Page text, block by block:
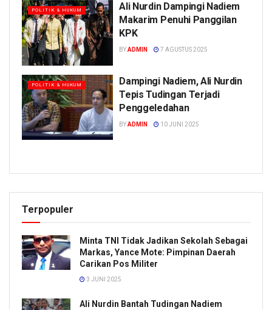
POLITIK & HUKUM
Ali Nurdin Dampingi Nadiem
Makarim Penuhi Panggilan
KPK
BY ADMIN 7 AGUSTUS 2025
POLITIK & HUKUM
Dampingi Nadiem, Ali Nurdin
Tepis Tudingan Terjadi
Penggeledahan
BY ADMIN 10 JUNI 2025
Terpopuler
Minta TNI Tidak Jadikan Sekolah Sebagai
Markas, Yance Mote: Pimpinan Daerah
Carikan Pos Militer
3 JUNI 2025
Ali Nurdin Bantah Tudingan Nadiem